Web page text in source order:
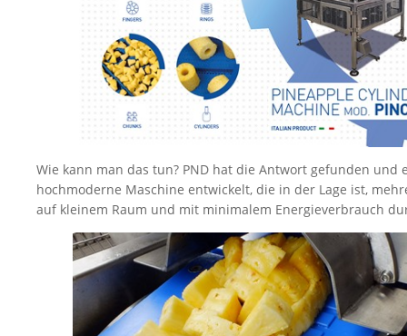
Wie kann man das tun? PND hat die Antwort gefunden und
hochmoderne Maschine entwickelt, die in der Lage ist,
auf kleinem Raum und mit minimalem Energieverbrauch